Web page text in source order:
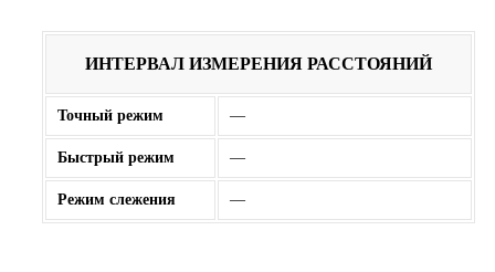
ИНТЕРВАЛ ИЗМЕРЕНИЯ РАССТОЯНИЙ
Точный режим —
Быстрый режим —
Режим слежения —